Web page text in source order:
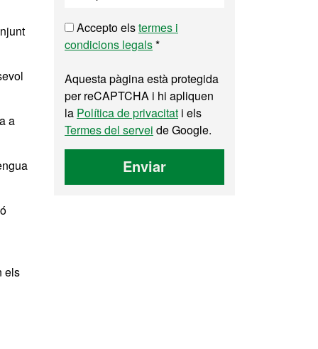
a
els
Accepto elstermes i
condicions legals*
Aquesta pàgina està protegida
per reCAPTCHA i hi apliquen
la Política de privacitat i els
Termes del servei de Google.
Enviar